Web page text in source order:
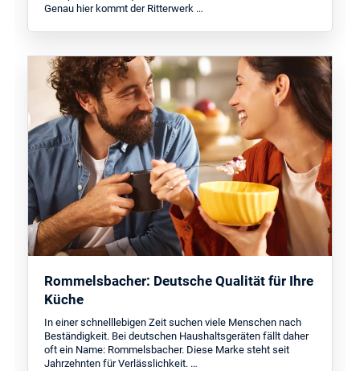
Genau hier kommt der Ritterwerk …
Rommelsbacher: Deutsche Qualität für Ihre
Küche
In einer schnelllebigen Zeit suchen viele Menschen nach
Beständigkeit. Bei deutschen Haushaltsgeräten fällt daher
oft ein Name: Rommelsbacher. Diese Marke steht seit
Jahrzehnten für Verlässlichkeit. …